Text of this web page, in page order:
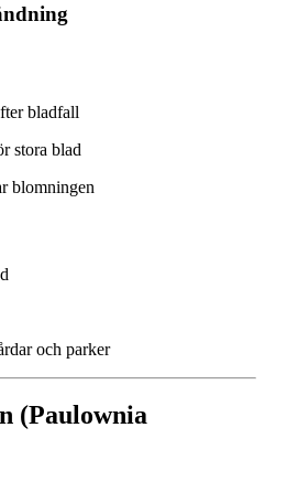
bladfall
stora blad
blomningen
och parker
(Paulownia